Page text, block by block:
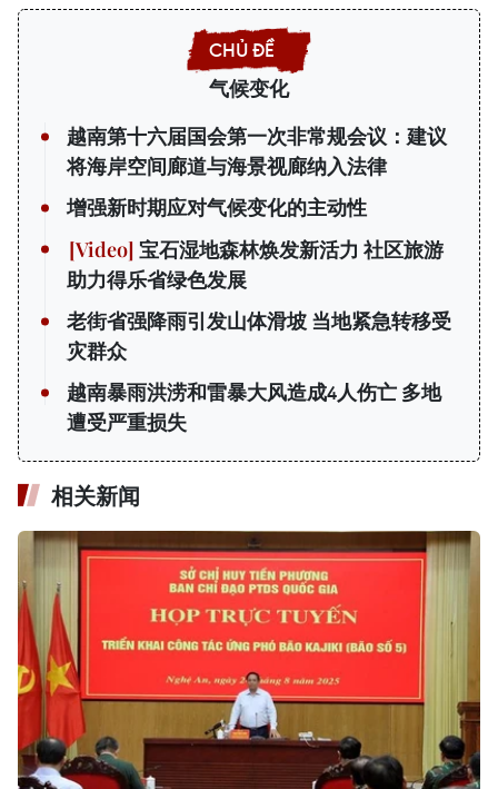
气候变化
越南第十六届国会第一次非常规会议：建议
将海岸空间廊道与海景视廊纳入法律
增强新时期应对气候变化的主动性
宝石湿地森林焕发新活力 社区旅游
助力得乐省绿色发展
老街省强降雨引发山体滑坡 当地紧急转移受
灾群众
越南暴雨洪涝和雷暴大风造成4人伤亡 多地
遭受严重损失
相关新闻